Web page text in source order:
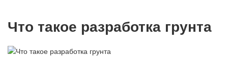
Что такое разработка грунта